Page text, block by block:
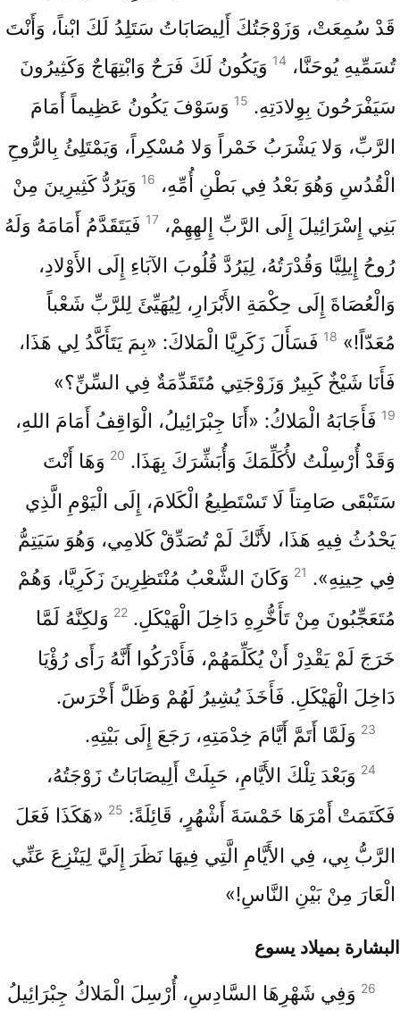
قَدْ سُمِعَتْ، وَزَوْجَتُكَ أَلِيصَابَاتُ سَتَلِدُ لَكَ ابْناً، وَأَنْتَ
تُسَمِّيهِ يُوحَنَّا، 14 وَيَكُونُ لَكَ فَرَحٌ وَابْتِهَاجٌ وَكَثِيرُونَ
سَيَفْرَحُونَ بِوِلادَتِهِ. 15 وَسَوْفَ يَكُونُ عَظِيماً أَمَامَ
الرَّبِّ، وَلا يَشْرَبُ خَمْراً وَلا مُسْكِراً، وَيَمْتَلِئُ بِالرُّوحِ
الْقُدُسِ وَهُوَ بَعْدُ فِي بَطْنِ أُمِّهِ، 16 وَيَرُدُّ كَثِيرِينَ مِنْ
بَنِي إِسْرَائِيلَ إِلَى الرَّبِّ إِلهِهِمْ، 17 فَيَتَقَدَّمُ أَمَامَهُ وَلَهُ
رُوحُ إِيلِيَّا وَقُدْرَتُهُ، لِيَرُدَّ قُلُوبَ الآبَاءِ إِلَى الأَوْلادِ،
وَالْعُصَاةَ إِلَى حِكْمَةِ الأَبْرَارِ، لِيُهَيِّئَ لِلرَّبِّ شَعْباً
مُعَدّاً!» 18 فَسَأَلَ زَكَرِيَّا الْمَلاكَ: «بِمَ يَتَأَكَّدُ لِي هَذَا،
فَأَنَا شَيْخٌ كَبِيرٌ وَزَوْجَتِي مُتَقَدِّمَةٌ فِي السِّنِّ؟»
19 فَأَجَابَهُ الْمَلاكُ: «أَنَا جِبْرَائِيلُ، الْوَاقِفُ أَمَامَ اللهِ،
وَقَدْ أُرْسِلْتُ لأُكَلِّمَكَ وَأُبَشِّرَكَ بِهَذَا. 20 وَهَا أَنْتَ
سَتَبْقَى صَامِتاً لَا تَسْتَطِيعُ الْكَلامَ، إِلَى الْيَوْمِ الَّذِي
يَحْدُثُ فِيهِ هَذَا، لأَنَّكَ لَمْ تُصَدِّقْ كَلامِي، وَهُوَ سَيَتِمُّ
فِي حِينِهِ». 21 وَكَانَ الشَّعْبُ مُنْتَظِرِينَ زَكَرِيَّا، وَهُمْ
مُتَعَجِّبُونَ مِنْ تَأَخُّرِهِ دَاخِلَ الْهَيْكَلِ. 22 وَلكِنَّهُ لَمَّا
خَرَجَ لَمْ يَقْدِرْ أَنْ يُكَلِّمَهُمْ، فَأَدْرَكُوا أَنَّهُ رَأَى رُؤْيَا
دَاخِلَ الْهَيْكَلِ. فَأَخَذَ يُشِيرُ لَهُمْ وَظَلَّ أَخْرَسَ.
23 وَلَمَّا أَتَمَّ أَيَّامَ خِدْمَتِهِ، رَجَعَ إِلَى بَيْتِهِ.
24 وَبَعْدَ تِلْكَ الأَيَّامِ، حَبِلَتْ أَلِيصَابَاتُ زَوْجَتُهُ،
فَكَتَمَتْ أَمْرَهَا خَمْسَةَ أَشْهُرٍ، قَائِلَةً: 25 «هَكَذَا فَعَلَ
الرَّبُّ بِي، فِي الأَيَّامِ الَّتِي فِيهَا نَظَرَ إِلَيَّ لِيَنْزِعَ عَنِّي
الْعَارَ مِنْ بَيْنِ النَّاسِ!»
البشارة بميلاد يسوع
26 وَفِي شَهْرِهَا السَّادِسِ، أُرْسِلَ الْمَلاكُ جِبْرَائِيلُ